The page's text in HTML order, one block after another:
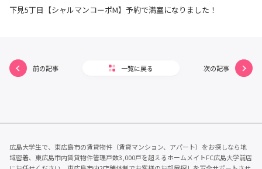
下見5丁目【シャルマンコーポM】予約で満室になりました！
前の記事 一覧に戻る 次の記事
広島大学生で、東広島市の賃貸物件（賃貸マンション、アパート）をお探しなら地
域密着、東広島市内賃貸物件管理戸数3,000戸を超えるホームメイトFC広島大学前店